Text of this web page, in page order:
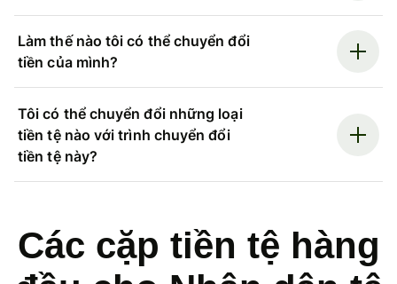
Làm thế nào tôi có thể chuyển đổi
tiền của mình?
Tôi có thể chuyển đổi những loại
tiền tệ nào với trình chuyển đổi
tiền tệ này?
Các cặp tiền tệ hàng